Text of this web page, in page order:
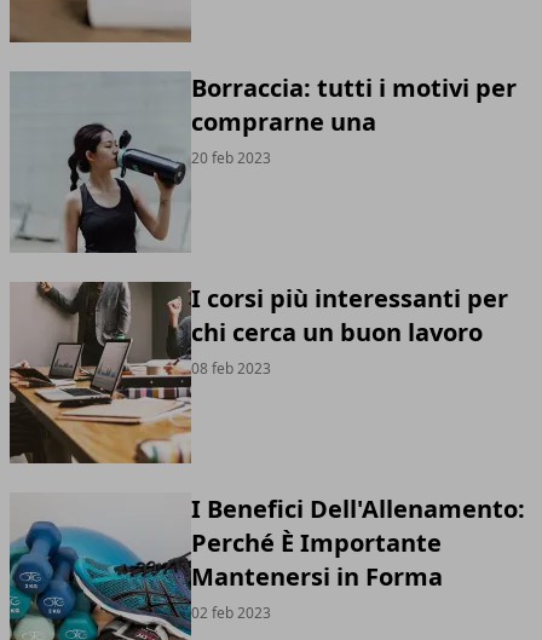
Borraccia: tutti i motivi per
comprarne una
20 feb 2023
I corsi più interessanti per
chi cerca un buon lavoro
08 feb 2023
I Benefici Dell'Allenamento:
Perché È Importante
Mantenersi in Forma
02 feb 2023